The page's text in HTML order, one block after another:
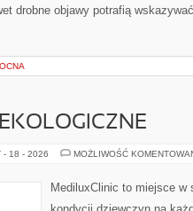
drobne objawy potrafią
- 18 - 2026 MOŻLIWOŚĆ
MediluxClinic to miejsce